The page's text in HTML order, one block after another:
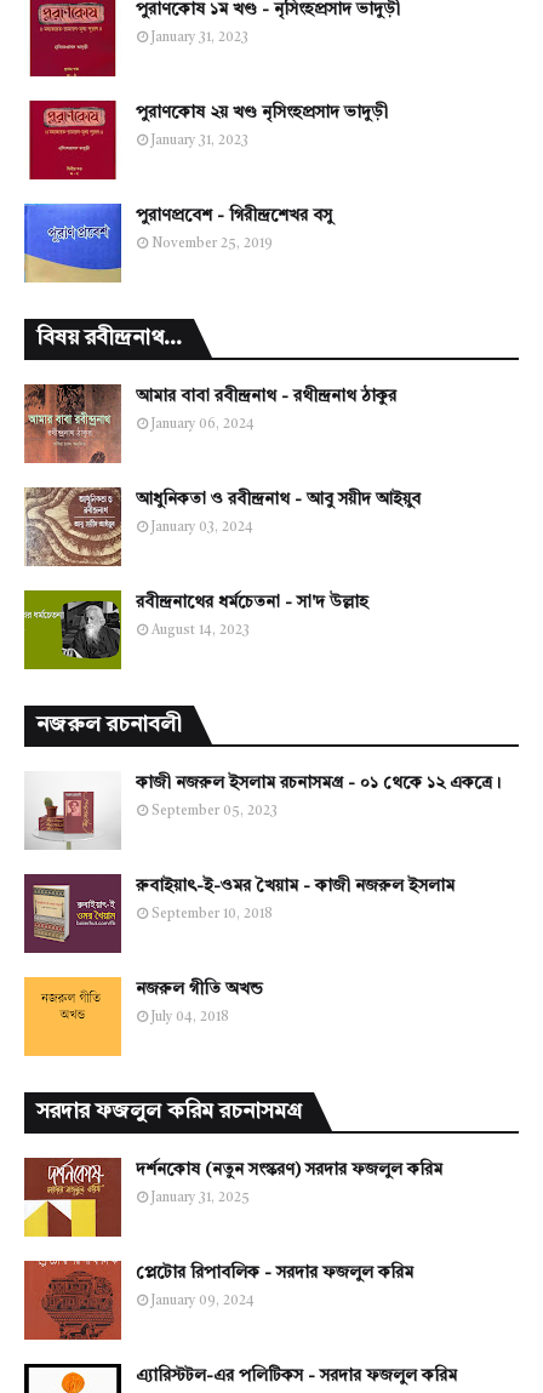
পুরাণকোষ ১ম খণ্ড - নৃসিংহপ্রসাদ ভাদুড়ী
January 31, 2023
পুরাণকোষ ২য় খণ্ড নৃসিংহপ্রসাদ ভাদুড়ী
January 31, 2023
পুরাণপ্রবেশ - গিরীন্দ্রশেখর বসু
November 25, 2019
বিষয় রবীন্দ্রনাথ...
আমার বাবা রবীন্দ্রনাথ - রথীন্দ্রনাথ ঠাকুর
January 06, 2024
আধুনিকতা ও রবীন্দ্রনাথ - আবু সয়ীদ আইয়ুব
January 03, 2024
রবীন্দ্রনাথের ধর্মচেতনা - সা'দ উল্লাহ
August 14, 2023
নজরুল রচনাবলী
কাজী নজরুল ইসলাম রচনাসমগ্র - ০১ থেকে ১২ একত্রে।
September 05, 2023
রুবাইয়াৎ-ই-ওমর খৈয়াম - কাজী নজরুল ইসলাম
September 10, 2018
নজরুল গীতি অখন্ড
July 04, 2018
সরদার ফজলুল করিম রচনাসমগ্র
দর্শনকোষ (নতুন সংস্করণ) সরদার ফজলুল করিম
January 31, 2025
প্লেটোর রিপাবলিক - সরদার ফজলুল করিম
January 09, 2024
এ্যারিস্টটল-এর পলিটিকস - সরদার ফজলুল করিম